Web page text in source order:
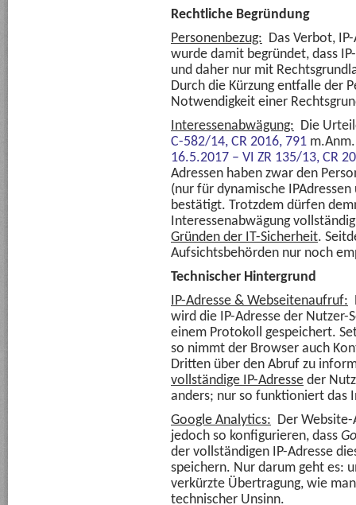
Rechtliche Begründung
Personenbezug: Das Verbot,
wurde damit begründet, dass
und daher nur mit
Durch die Kürzung entfalle der
Notwendigkeit einer
Interessenabwägung: Die
C-582/14, CR 2016, 791
16.5.2017 – VI ZR 135/13, CR
Adressen haben zwar den
(nur für dynamische
bestätigt. Trotzdem dürfen
Interessenabwägung
Gründen der IT-Sicherheit.
Aufsichtsbehörden nur noch
Technischer Hintergrund
IP-Adresse & Webseitenaufruf:
wird die IP-Adresse der
einem Protokoll gespeichert.
so nimmt der Browser auch
Dritten über den Abruf zu
vollständige IP-Adresse der
anders; nur so funktioniert das
Google Analytics: Der
jedoch so konfigurieren, dass
der vollständigen IP-Adresse
speichern. Nur darum geht es:
verkürzte Übertragung, wie
technischer Unsinn.